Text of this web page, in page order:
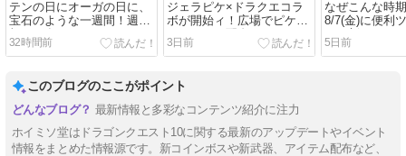
テンの日にオーガの日に、
宝石のような一週間！週情
報2026年8/9～
32時間前
ジェラピケ×ドラクエコラ
ボが開始ィ！広場でピケス
ラバンドの配布もあるぞ
3日前
なぜこんな時
8/7(金)に便利
き更新でしぐ
ぞ
5日前
このブログのここがポイント
最新情報と多彩なコンテンツ紹介に注力
ホイミソ堂はドラゴンクエスト10に関する最新のアップデートやイベント
情報をまとめた情報源です。新コインボスや新武器、アイテム配布など、